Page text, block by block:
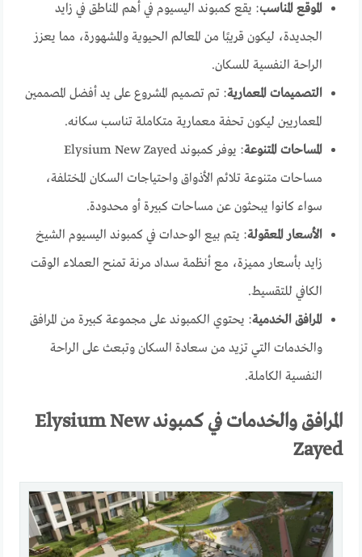
الموقع المناسب: يقع كمبوند اليسيوم في أهم المناطق في زايد
الجديدة، ليكون قريبًا من المعالم الحيوية والمشهورة، مما يعزز
الراحة النفسية للسكان.
التصميمات المعمارية: تم تصميم المشروع على يد أفضل المصممين
المعماريين ليكون تحفة معمارية متكاملة تناسب سكانه.
المساحات المتنوعة
: يوفر كمبوند Elysium New Zayed
مساحات متنوعة تلائم الأذواق واحتياجات السكان المختلفة،
سواء كانوا يبحثون عن مساحات كبيرة أو محدودة.
الأسعار المعقولة: يتم بيع الوحدات في كمبوند اليسيوم الشيخ
زايد بأسعار مميزة، مع أنظمة سداد مرنة تمنح العملاء الوقت
الكافي للتقسيط.
المرافق الخدمية: يحتوي الكمبوند على مجموعة كبيرة من المرافق
والخدمات التي تزيد من سعادة السكان وتبعث على الراحة
النفسية الكاملة.
المرافق والخدمات في كمبوند Elysium New
Zayed